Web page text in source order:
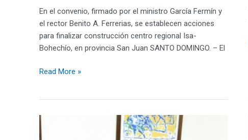
En el convenio, firmado por el ministro García Fermín y
el rector Benito A. Ferrerias, se establecen acciones
para finalizar construcción centro regional Isa-
Bohechío, en provincia San Juan SANTO DOMINGO. – El
Read More »
Ministro
García